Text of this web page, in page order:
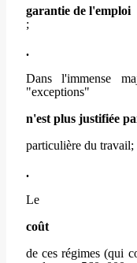
garantie de l'emploi
;
.
Dans l'immense
"exceptions"
n'est plus justifiée
particulière du travail;
.
Le
coût
de ces régimes (qui